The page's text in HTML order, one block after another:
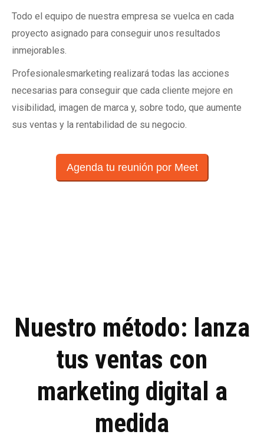
Todo el equipo de nuestra empresa se vuelca en cada
proyecto asignado para conseguir unos resultados
inmejorables.
Profesionalesmarketing realizará todas las acciones
necesarias para conseguir que cada cliente mejore en
visibilidad, imagen de marca y, sobre todo, que aumente
sus ventas y la rentabilidad de su negocio.
Agenda tu reunión por Meet
Nuestro método: lanza
tus ventas con
marketing digital a
medida